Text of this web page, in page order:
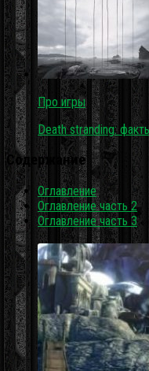
Про игры
Death stranding:
Содержание
Оглавление
Оглавление часть 2
Оглавление часть 3